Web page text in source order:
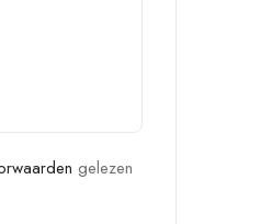
gelezen